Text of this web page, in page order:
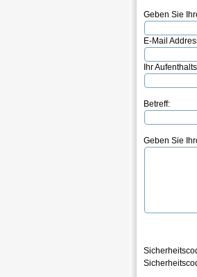
Geben Sie
E-Mail
Ihr
Betreff:
Geben Sie